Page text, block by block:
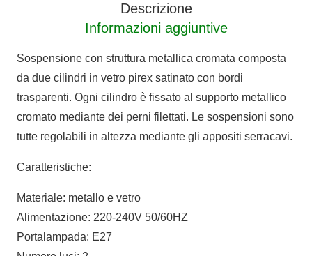
Descrizione
Informazioni aggiuntive
Sospensione con struttura metallica cromata composta
da due cilindri in vetro pirex satinato con bordi
trasparenti. Ogni cilindro è fissato al supporto metallico
cromato mediante dei perni filettati. Le sospensioni sono
tutte regolabili in altezza mediante gli appositi serracavi.
Caratteristiche:
Materiale: metallo e vetro
Alimentazione: 220-240V 50/60HZ
Portalampada: E27